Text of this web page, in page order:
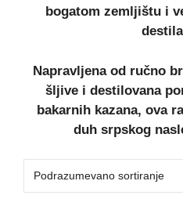
bogatom zemljištu i
Napravljena od ručno
šljive i destilovana
bakarnih kazana, ova
duh srpskog